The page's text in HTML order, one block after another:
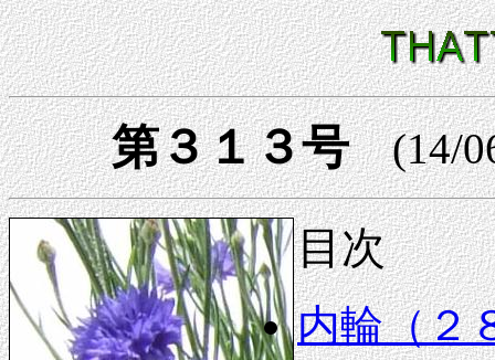
第３１３号(14/
目次
内輪（２